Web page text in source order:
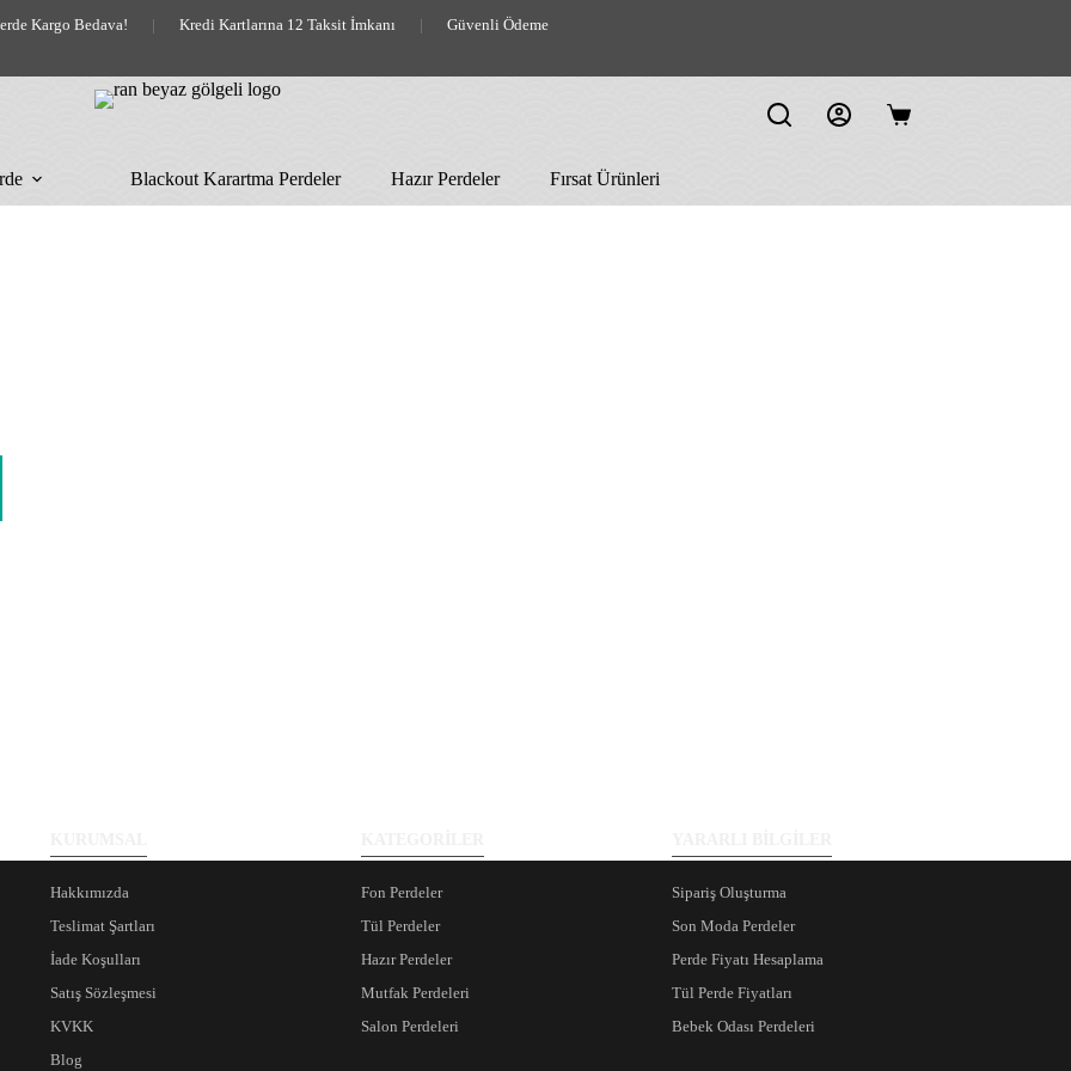
Kargo Bedava! | Kredi Kartlarına 12 Taksit İmkanı | Güvenli Ödeme
Shopping
Blackout Karartma Perdeler Hazır Perdeler Fırsat Ürünleri
Hakkımızda
Teslimat Şartları
İade Koşulları
Satış Sözleşmesi
KVKK
Blog
Fon Perdeler
Tül Perdeler
Hazır Perdeler
Mutfak Perdeleri
Salon Perdeleri
Sipariş Oluşturma
Son Moda Perdeler
Perde Fiyatı Hesaplama
Tül Perde Fiyatları
Bebek Odası Perdeleri